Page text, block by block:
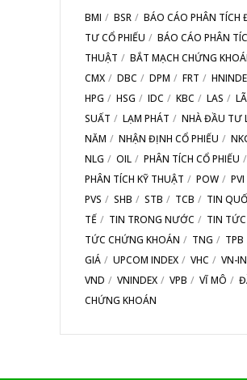
BMI BSR
BÁO CÁO PHÂN TÍCH
TƯ CỔ PHIẾU
BÁO CÁO PHÂN
THUẬT
BẮT MẠCH CHỨNG
CMX
DBC DPM FRT
HPG
HSG IDC KBC LAS
SUẤT
LẠM PHÁT
NHÀ ĐẦU TƯ
NĂM
NHẬN ĐỊNH CỔ PHIẾU
NLG
OIL
PHÂN TÍCH CỔ PHIẾU
PHÂN TÍCH KỸ THUẬT
POW
PVI
PVS
SHB STB TCB
TIN
TẾ
TIN TRONG NƯỚC TIN TỨC
TỨC CHỨNG KHOÁN
TNG TPB
GIÁ
UPCOM INDEX VHC
VN-
VND
VNINDEX VPB VĨ MÔ
CHỨNG KHOÁN